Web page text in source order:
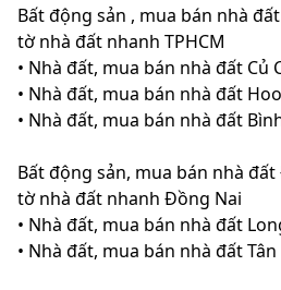
Bất động sản , mua bán nhà
tờ nhà đất nhanh TPHCM
• Nhà đất, mua bán nhà đất Củ
• Nhà đất, mua bán nhà đất
• Nhà đất, mua bán nhà đất
Bất động sản, mua bán nhà
tờ nhà đất nhanh Đồng Nai
• Nhà đất, mua bán nhà đất
• Nhà đất, mua bán nhà đất Tân